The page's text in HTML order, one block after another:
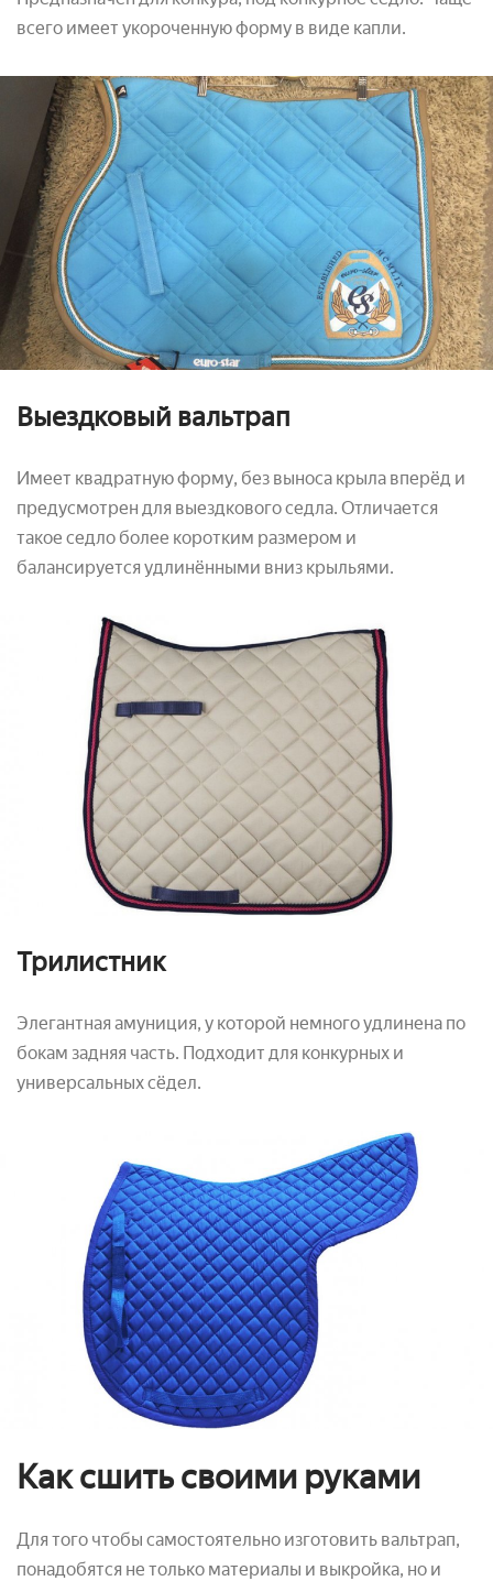
всего имеет укороченную форму в виде капли.
Выездковый вальтрап
Имеет квадратную форму, без выноса крыла вперёд и
предусмотрен для выездкового седла. Отличается
такое седло более коротким размером и
балансируется удлинёнными вниз крыльями.
Трилистник
Элегантная амуниция, у которой немного удлинена по
бокам задняя часть. Подходит для конкурных и
универсальных сёдел.
Как сшить своими руками
Для того чтобы самостоятельно изготовить вальтрап,
понадобятся не только материалы и выкройка, но и